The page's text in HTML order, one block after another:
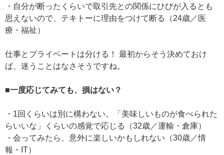
・自分が断ったくらいで取引先との関係にひびが入るとも
思えないので、テキトーに理由をつけて断る（24歳／医
療・福祉）
仕事とプライベートは分ける！ 最初からそう決めておけ
ば、迷うことはなさそうですね。
■一度応じてみても、損はない？
・1回くらいは別に構わない。「美味しいものが食べられた
らいいな」くらいの感覚で応じる（32歳／運輸・倉庫）
・会ってみたら、意外に楽しいかもしれない（30歳／情
報・IT）